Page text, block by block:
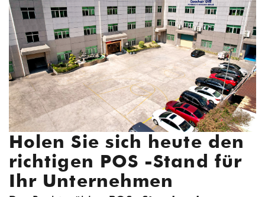
Holen Sie sich heute den
richtigen POS -Stand für
Ihr Unternehmen